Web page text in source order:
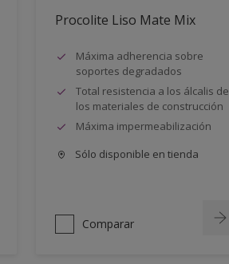
Procolite Liso Mate Mix
Máxima adherencia sobre
soportes degradados
Total resistencia a los álcalis de
los materiales de construcción
Máxima impermeabilización
Sólo disponible en tienda
Comparar